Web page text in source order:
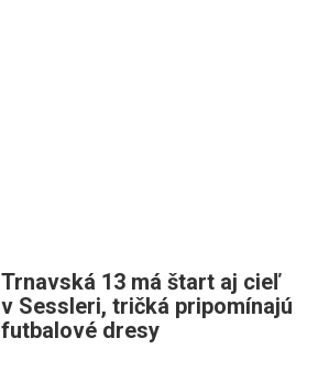
Trnavská 13 má štart aj cieľ
v Sessleri, tričká pripomínajú
futbalové dresy